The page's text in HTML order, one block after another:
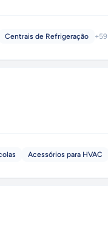
Centrais de Refrigeração +59
Acessórios para HVAC